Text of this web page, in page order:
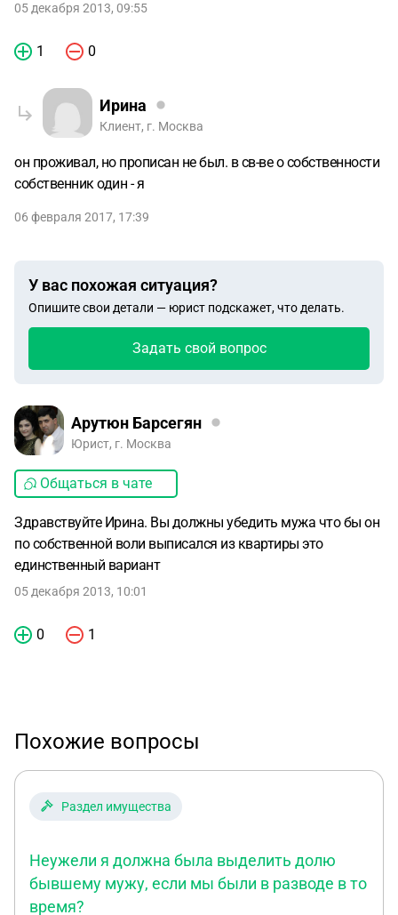
05 декабря 2013, 09:55
1 0
Ирина
Клиент, г. Москва
он проживал, но прописан не был. в св-ве о собственности
собственник один - я
06 февраля 2017, 17:39
У вас похожая ситуация?
Опишите свои детали — юрист подскажет, что делать.
Задать свой вопрос
Арутюн Барсегян
Юрист, г. Москва
Общаться в чате
Здравствуйте Ирина. Вы должны убедить мужа что бы он
по собственной воли выписался из квартиры это
единственный вариант
05 декабря 2013, 10:01
0 1
Похожие вопросы
Раздел имущества
Неужели я должна была выделить долю
бывшему мужу, если мы были в разводе в то
время?